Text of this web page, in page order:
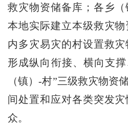
救灾物资储备库；各乡
本地实际建立本级救灾
内多灾易灾的村设置救灾
形成纵向衔接、横向支
（镇）-村”三级救灾物资
间处置和应对各类突发
众。